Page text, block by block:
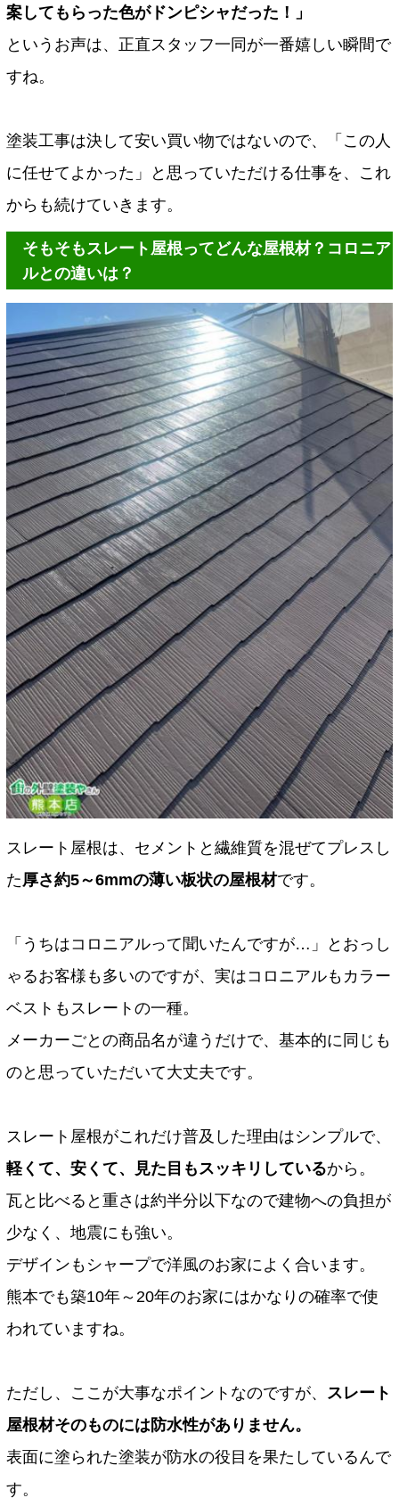
案してもらった色がドンピシャだった！」
というお声は、正直スタッフ一同が一番嬉しい瞬間で
すね。
塗装工事は決して安い買い物ではないので、「この人
に任せてよかった」と思っていただける仕事を、これ
からも続けていきます。
そもそもスレート屋根ってどんな屋根材？コロニア
ルとの違いは？
スレート屋根は、セメントと繊維質を混ぜてプレスし
た 厚さ約5～6mmの薄い板状の屋根材です。
「うちはコロニアルって聞いたんですが…」とおっし
ゃるお客様も多いのですが、実はコロニアルもカラー
ベストもスレートの一種。
メーカーごとの商品名が違うだけで、基本的に同じも
のと思っていただいて大丈夫です。
スレート屋根がこれだけ普及した理由はシンプルで、
軽くて、安くて、見た目もスッキリしているから。
瓦と比べると重さは約半分以下なので建物への負担が
少なく、地震にも強い。
デザインもシャープで洋風のお家によく合います。
熊本でも築10年～20年のお家にはかなりの確率で使
われていますね。
ただし、ここが大事なポイントなのですが、 スレート
屋根材そのものには防水性がありません。
表面に塗られた塗装が防水の役目を果たしているんで
す。